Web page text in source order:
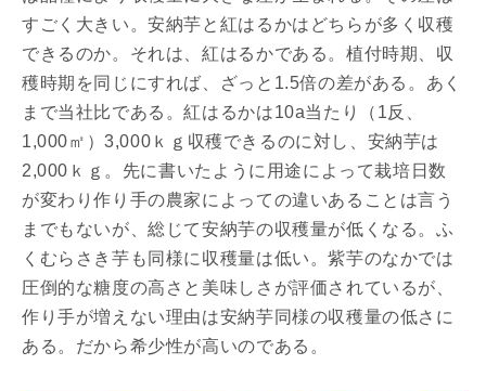
すごく大きい。安納芋と紅はるかはどちらが多く収穫
できるのか。それは、紅はるかである。植付時期、収
穫時期を同じにすれば、ざっと1.5倍の差がある。あく
まで当社比である。紅はるかは10a当たり（1反、
1,000㎡）3,000ｋｇ収穫できるのに対し、安納芋は
2,000ｋｇ。先に書いたように用途によって栽培日数
が変わり作り手の農家によっての違いあることは言う
までもないが、総じて安納芋の収穫量が低くなる。ふ
くむらさき芋も同様に収穫量は低い。紫芋のなかでは
圧倒的な糖度の高さと美味しさが評価されているが、
作り手が増えない理由は安納芋同様の収穫量の低さに
ある。だから希少性が高いのである。